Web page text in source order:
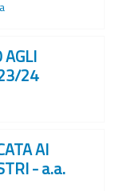
24
AI
- a.a.